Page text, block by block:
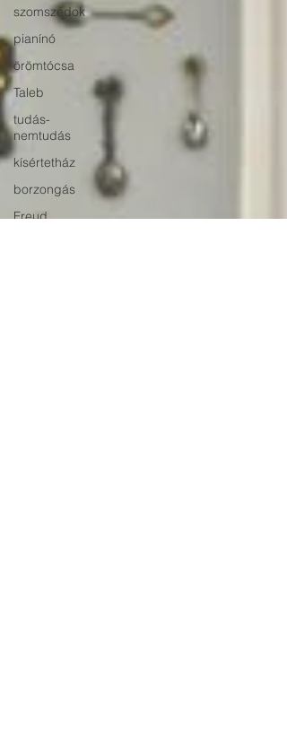
szomszédok
pianínó
örömtócsa
Taleb
tudás-
nemtudás
kísértetház
borzongás
Freud